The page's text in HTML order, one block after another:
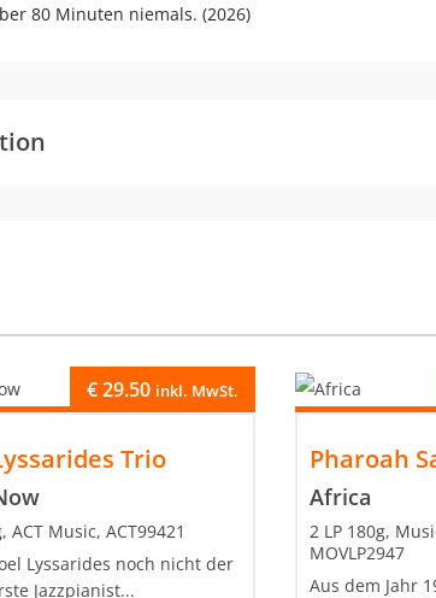
80 Minuten niemals. (2026)
Trio
€29.50 inkl. MwSt.
ACT Music, ACT99421
Lyssarides noch nicht der
Jazzpianist...
Pharoah
Africa
2 LP 180g,
MOVLP2947
Aus dem Jahr